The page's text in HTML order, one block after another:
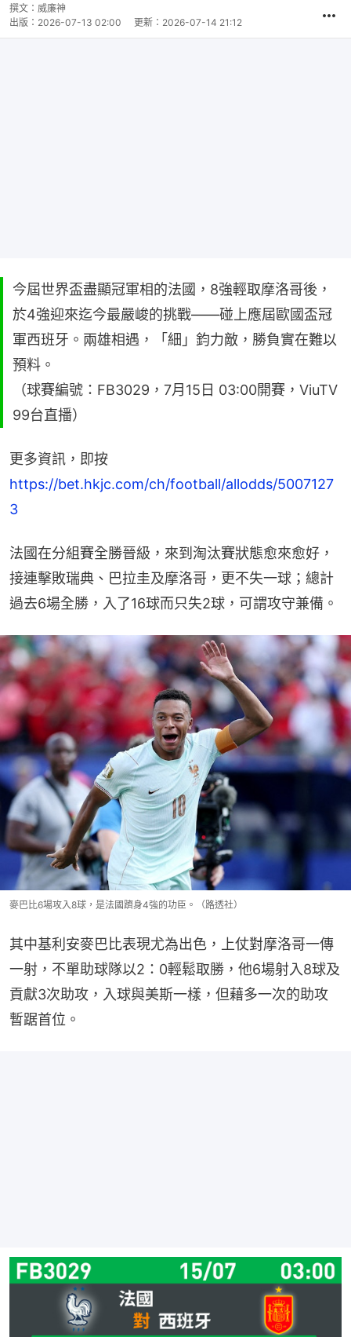
撰文： 威廉神
出版： 2026-07-13 02:00 更新： 2026-07-14 21:12
今屆世界盃盡顯冠軍相的法國，8強輕取摩洛哥後，
於4強迎來迄今最嚴峻的挑戰——碰上應屆歐國盃冠
軍西班牙。兩雄相遇，「細」鈞力敵，勝負實在難以
預料。
（球賽編號：FB3029，7月15日 03:00開賽，ViuTV
99台直播）
https://bet.hkjc.com/ch/football/allodds/5007127
3
法國在分組賽全勝晉級，來到淘汰賽狀態愈來愈好，
接連擊敗瑞典、巴拉圭及摩洛哥，更不失一球；總計
過去6場全勝，入了16球而只失2球，可謂攻守兼備。
麥巴比6場攻入8球，是法國躋身4強的功臣。（路透社）
其中基利安麥巴比表現尤為出色，上仗對摩洛哥一傳
一射，不單助球隊以2：0輕鬆取勝，他6場射入8球及
貢獻3次助攻，入球與美斯一樣，但藉多一次的助攻
暫踞首位。